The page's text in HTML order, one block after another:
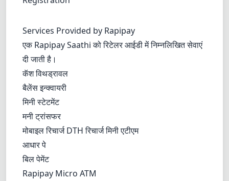
Services Provided by Rapipay
एक Rapipay Saathi को रिटेलर आईडी में निम्नलिखित सेवाएं
दी जाती है।
कॅश विथड्रावल
बैलेंस इन्क्वायरी
मिनी स्टेटमेंट
मनी ट्रांसफर
मोबाइल रिचार्ज DTH रिचार्ज मिनी एटीएम
आधार पे
बिल पेमेंट
Rapipay Micro ATM